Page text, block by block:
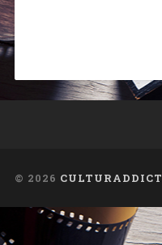
© 2026 CULTURADDICT